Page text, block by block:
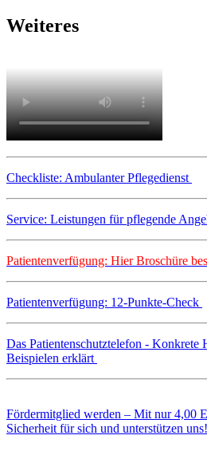
Weiteres
Checkliste: Ambulanter Pflegedienst
Service: Leistungen für pflegende
Patientenverfügung: Hier Broschüre
Patientenverfügung: 12-Punkte-Check
Das Patientenschutztelefon -
Beispielen erklärt
Fördermitglied werden – Mit nur 4,00
Sicherheit für sich und unterstützen uns!